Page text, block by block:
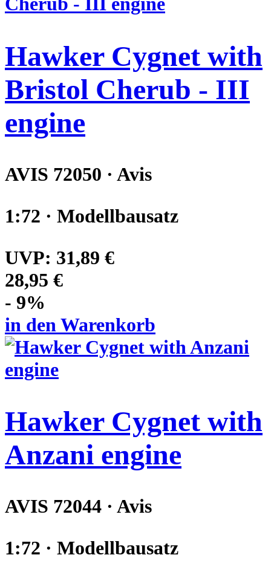
Hawker Cygnet with
Bristol Cherub - III
engine
AVIS 72050 · Avis
1:72 · Modellbausatz
UVP: 31,89 €
28,95 €
- 9%
in den Warenkorb
Hawker Cygnet with
Anzani engine
AVIS 72044 · Avis
1:72 · Modellbausatz